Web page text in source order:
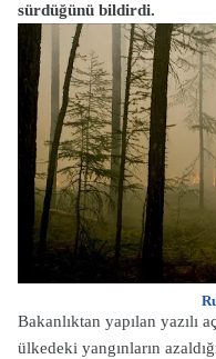
sürdüğünü bildirdi.
Bakanlıktan yapılan yazılı
ülkedeki yangınların